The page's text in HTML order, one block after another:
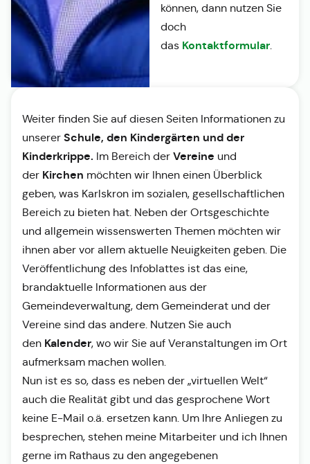
können, dann nutzen Sie
doch
das Kontaktformular.
Weiter finden Sie auf diesen Seiten Informationen zu
unserer Schule, den Kindergärten und der
Kinderkrippe. Im Bereich der Vereine und
der Kirchen möchten wir Ihnen einen Überblick
geben, was Karlskron im sozialen, gesellschaftlichen
Bereich zu bieten hat. Neben der Ortsgeschichte
und allgemein wissenswerten Themen möchten wir
ihnen aber vor allem aktuelle Neuigkeiten geben. Die
Veröffentlichung des Infoblattes ist das eine,
brandaktuelle Informationen aus der
Gemeindeverwaltung, dem Gemeinderat und der
Vereine sind das andere. Nutzen Sie auch
den Kalender, wo wir Sie auf Veranstaltungen im Ort
aufmerksam machen wollen.
Nun ist es so, dass es neben der „virtuellen Welt“
auch die Realität gibt und das gesprochene Wort
keine E-Mail o.ä. ersetzen kann. Um Ihre Anliegen zu
besprechen, stehen meine Mitarbeiter und ich Ihnen
gerne im Rathaus zu den angegebenen